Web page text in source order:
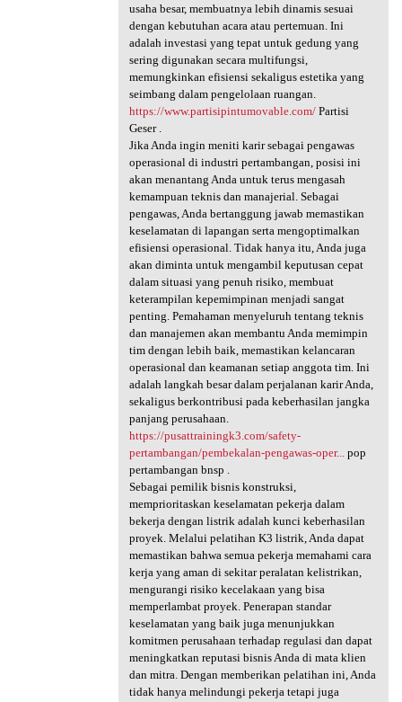
usaha besar, membuatnya lebih dinamis sesuai
dengan kebutuhan acara atau pertemuan. Ini
adalah investasi yang tepat untuk gedung yang
sering digunakan secara multifungsi,
memungkinkan efisiensi sekaligus estetika yang
seimbang dalam pengelolaan ruangan.
https://www.partisipintumovable.com/Partisi
Geser .
Jika Anda ingin meniti karir sebagai pengawas
operasional di industri pertambangan, posisi ini
akan menantang Anda untuk terus mengasah
kemampuan teknis dan manajerial. Sebagai
pengawas, Anda bertanggung jawab memastikan
keselamatan di lapangan serta mengoptimalkan
efisiensi operasional. Tidak hanya itu, Anda juga
akan diminta untuk mengambil keputusan cepat
dalam situasi yang penuh risiko, membuat
keterampilan kepemimpinan menjadi sangat
penting. Pemahaman menyeluruh tentang teknis
dan manajemen akan membantu Anda memimpin
tim dengan lebih baik, memastikan kelancaran
operasional dan keamanan setiap anggota tim. Ini
adalah langkah besar dalam perjalanan karir Anda,
sekaligus berkontribusi pada keberhasilan jangka
panjang perusahaan.
https://pusattrainingk3.com/safety-
pertambangan/pembekalan-pengawas-oper...pop
pertambangan bnsp .
Sebagai pemilik bisnis konstruksi,
memprioritaskan keselamatan pekerja dalam
bekerja dengan listrik adalah kunci keberhasilan
proyek. Melalui pelatihan K3 listrik, Anda dapat
memastikan bahwa semua pekerja memahami cara
kerja yang aman di sekitar peralatan kelistrikan,
mengurangi risiko kecelakaan yang bisa
memperlambat proyek. Penerapan standar
keselamatan yang baik juga menunjukkan
komitmen perusahaan terhadap regulasi dan dapat
meningkatkan reputasi bisnis Anda di mata klien
dan mitra. Dengan memberikan pelatihan ini, Anda
tidak hanya melindungi pekerja tetapi juga